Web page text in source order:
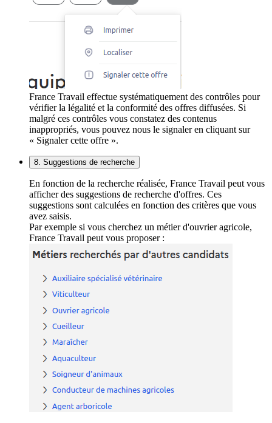
France Travail effectue systématiquement des contrôles pour
vérifier la légalité et la conformité des offres diffusées. Si
malgré ces contrôles vous constatez des contenus
inappropriés, vous pouvez nous le signaler en cliquant sur
« Signaler cette offre ».
8. Suggestions de recherche
En fonction de la recherche réalisée, France Travail peut vous
afficher des suggestions de recherche d'offres. Ces
suggestions sont calculées en fonction des critères que vous
avez saisis.
Par exemple si vous cherchez un métier d'ouvrier agricole,
France Travail peut vous proposer :